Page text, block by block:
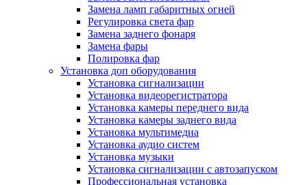
Замена ламп габаритных огней
Регулировка света фар
Замена заднего фонаря
Замена фары
Полировка фар
Установка доп оборудования
Установка сигнализации
Установка видеорегистратора
Установка камеры переднего вида
Установка камеры заднего вида
Установка мультимедиа
Установка аудио систем
Установка музыки
Установка сигнализации с автозапуском
Профессиональная установка